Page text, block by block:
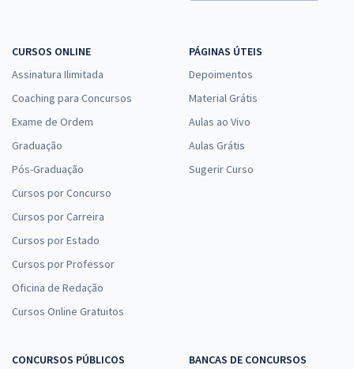
CURSOS ONLINE
Assinatura Ilimitada
Coaching para Concursos
Exame de Ordem
Graduação
Pós-Graduação
Cursos por Concurso
Cursos por Carreira
Cursos por Estado
Cursos por Professor
Oficina de Redação
Cursos Online Gratuitos
PÁGINAS ÚTEIS
Depoimentos
Material Grátis
Aulas ao Vivo
Aulas Grátis
Sugerir Curso
CONCURSOS PÚBLICOS
BANCAS DE CONCURSOS